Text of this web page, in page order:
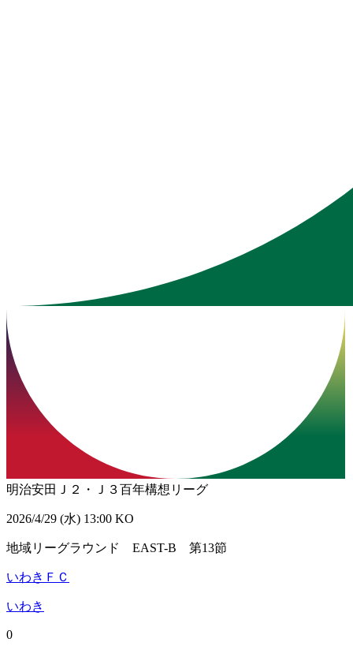
明治安田Ｊ２・Ｊ３百年構想リーグ
2026/4/29 (水) 13:00 KO
地域リーグラウンド EAST-B 第13節
いわきＦＣ
いわき
0